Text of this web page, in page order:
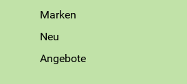
Marken
Neu
Angebote